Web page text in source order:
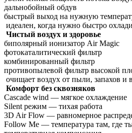
дальнобойный обдув
быстрый выход на нужную
идеален, когда нужно быстро
Чистый воздух и здоровье
биполярный ионизатор Air Magic
фотокаталитический фильтр
комбинированный фильтр
противопылевой фильтр высокой
очищает воздух от пыли, запахов и
Комфорт без сквозняков
Cascade wind — мягкое охлаждение
Silent режим — тихая работа
3D Air Flow — равномерное
Follow Me — температура там, где